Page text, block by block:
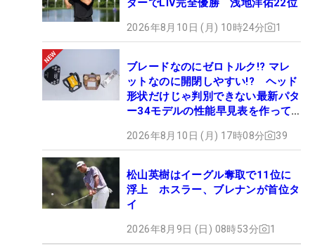
ダーでLIV完全優勝 浅地洋佑22位
2026年8月10日 (月) 10時24分 1
ブレードなのにゼロトルク!? マレ
ットなのに開閉しやすい!? ヘッド
形状だけじゃ判別できない最新パタ
ー34モデルの性能早見表を作って
2026年8月10日 (月) 17時08分 39
松山英樹はイーグル奪取で11位に
浮上 ホスラー、ブレナンが首位タ
イ
2026年8月9日 (日) 08時53分 1